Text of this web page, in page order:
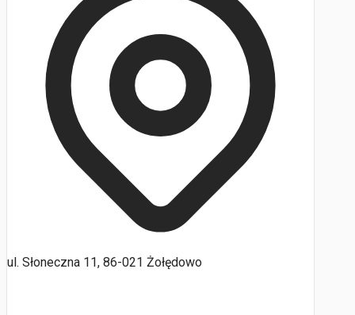
ul. Słoneczna 11, 86-021 Żołędowo